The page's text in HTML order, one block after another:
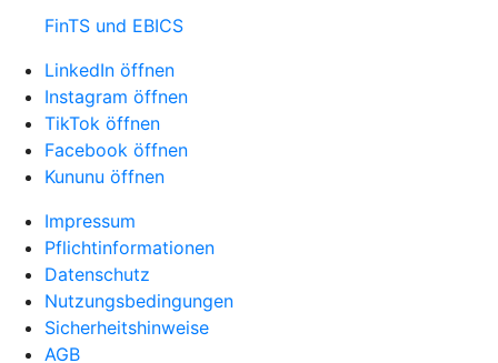
FinTS und EBICS
LinkedIn öffnen
Instagram öffnen
TikTok öffnen
Facebook öffnen
Kununu öffnen
Impressum
Pflichtinformationen
Datenschutz
Nutzungsbedingungen
Sicherheitshinweise
AGB